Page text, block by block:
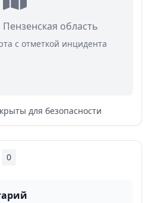
область
с отметкой инцидента
для безопасности
0